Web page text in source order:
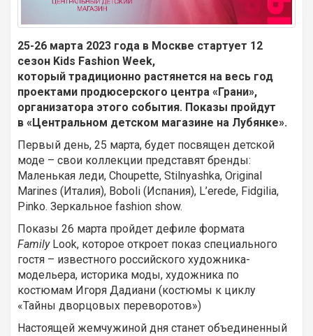
25-26 марта 2023 года в Москве стартует 12
сезон Kids Fashion Week,
который традиционно растянется на весь год
проектами продюсерского центра «Грани»,
организатора этого события. Показы пройдут
в «Центральном детском магазине на Лубянке».
Первый день, 25 марта, будет посвящен детской
моде – свои коллекции представят бренды:
Маленькая леди, Choupette, Stilnyashka, Original
Marines (Италия), Boboli (Испания), L’erede, Fidgilia,
Pinko. Зеркальное fashion show.
Показы 26 марта пройдет дефиле формата
FamilyLook, которое откроет показ специального
гостя – известного российского художника-
модельера, историка моды, художника по
костюмам Игоря Дадиани (костюмы к циклу
«Тайны дворцовых переворотов»)
Настоящей жемчужиной дня станет объединенный